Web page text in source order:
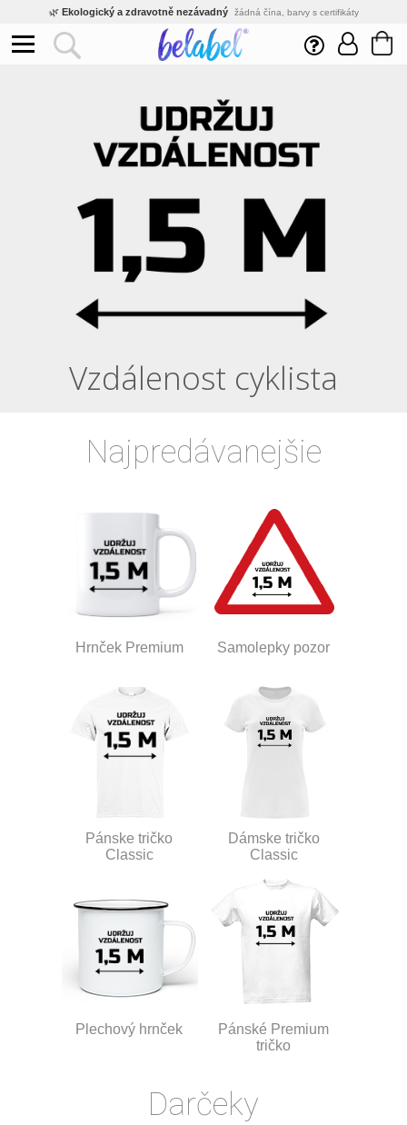
🌿 Ekologický a zdravotně nezávadný žádná čína, barvy s certifikáty
Inovativní výroba vlastní vývoj, nejnovější technologie
Rychlé dodání expedujeme do 24h
Kvalita pod kontrolou jsme přímý výrobce, žádný zprostředkovatel
Eshop s tradicí od roku 2010 tisíce spokojených zákazníků
Vzdálenost cyklista
Najpredávanejšie
Hrnček Premium Samolepky pozor
Pánske tričko
Classic
Dámske tričko
Classic
Plechový hrnček
Pánské Premium
tričko
Darčeky